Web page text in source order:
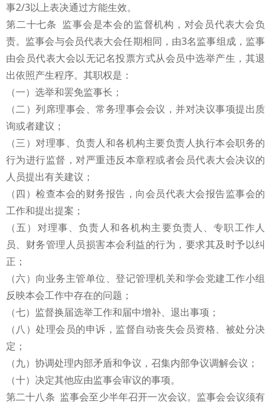
事2/3以上表决通过方能生效。
第二十七条 监事会是本会的监督机构，对会员代表大会负
责。监事会与会员代表大会任期相同，由3名监事组成，监事
由会员代表大会以无记名投票方式从会员中选举产生，其退
出依照产生程序。其职权是：
（一）选举和罢免监事长；
（二）列席理事会、常务理事会会议，并对决议事项提出质
询或者建议；
（三）对理事、负责人和各机构主要负责人执行本会职务的
行为进行监督，对严重违反本章程或者会员代表大会决议的
人员提出有关建议；
（四）检查本会的财务报告，向会员代表大会报告监事会的
工作和提出提案；
（五）对理事、负责人和各机构主要负责人、专职工作人
员、财务管理人员损害本会利益的行为，要求其及时予以纠
正；
（六）向业务主管单位、登记管理机关和学会党建工作小组
反映本会工作中存在的问题；
（七）监督换届选举工作和届中增补、退出事项；
（八）处理会员的申诉，监督自动丧失会员资格、被处分决
定；
（九）协调处理内部矛盾和争议，召集内部争议调解会议；
（十）决定其他应由监事会审议的事项。
第二十八条 监事会至少半年召开一次会议。监事会会议须有